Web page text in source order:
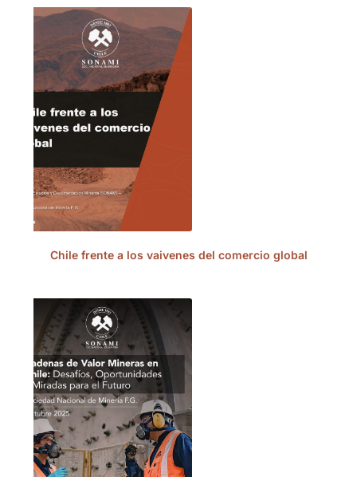
Chile frente a los vaivenes del comercio global